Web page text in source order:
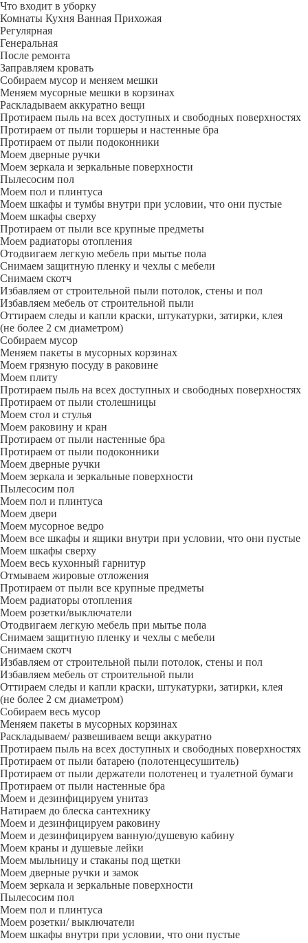
Что входит в уборку
Регу­лярная
Гене­ральная
После ремонта
Заправляем кровать
Собираем мусор и меняем мешки
Меняем мусорные мешки в корзинах
Раскладываем аккуратно вещи
Протираем пыль на всех доступных и свободных поверхностях
Протираем от пыли торшеры и настенные бра
Протираем от пыли подоконники
Моем дверные ручки
Моем зеркала и зеркальные поверхности
Пылесосим пол
Моем пол и плинтуса
Моем шкафы и тумбы внутри при условии, что они пустые
Моем шкафы сверху
Протираем от пыли все крупные предметы
Моем радиаторы отопления
Отодвигаем легкую мебель при мытье пола
Снимаем защитную пленку и чехлы с мебели
Снимаем скотч
Избавляем от строительной пыли потолок, стены и пол
Избавляем мебель от строительной пыли
Оттираем следы и капли краски, штукатурки, затирки, клея
(не более 2 см диаметром)
Собираем мусор
Меняем пакеты в мусорных корзинах
Моем грязную посуду в раковине
Моем плиту
Протираем пыль на всех доступных и свободных поверхностях
Протираем от пыли столешницы
Моем стол и стулья
Моем раковину и кран
Протираем от пыли настенные бра
Протираем от пыли подоконники
Моем дверные ручки
Моем зеркала и зеркальные поверхности
Пылесосим пол
Моем пол и плинтуса
Моем двери
Моем мусорное ведро
Моем все шкафы и ящики внутри при условии, что они пустые
Моем шкафы сверху
Моем весь кухонный гарнитур
Отмываем жировые отложения
Протираем от пыли все крупные предметы
Моем радиаторы отопления
Моем розетки/выключатели
Отодвигаем легкую мебель при мытье пола
Снимаем защитную пленку и чехлы с мебели
Снимаем скотч
Избавляем от строительной пыли потолок, стены и пол
Избавляем мебель от строительной пыли
Оттираем следы и капли краски, штукатурки, затирки, клея
(не более 2 см диаметром)
Собираем весь мусор
Меняем пакеты в мусорных корзинах
Раскладываем/ развешиваем вещи аккуратно
Протираем пыль на всех доступных и свободных поверхностях
Протираем от пыли батарею (полотенцесушитель)
Протираем от пыли держатели полотенец и туалетной бумаги
Протираем от пыли настенные бра
Моем и дезинфицируем унитаз
Натираем до блеска сантехнику
Моем и дезинфицируем раковину
Моем и дезинфицируем ванную/душевую кабину
Моем краны и душевые лейки
Моем мыльницу и стаканы под щетки
Моем дверные ручки и замок
Моем зеркала и зеркальные поверхности
Пылесосим пол
Моем пол и плинтуса
Моем розетки/ выключатели
Моем шкафы внутри при условии, что они пустые